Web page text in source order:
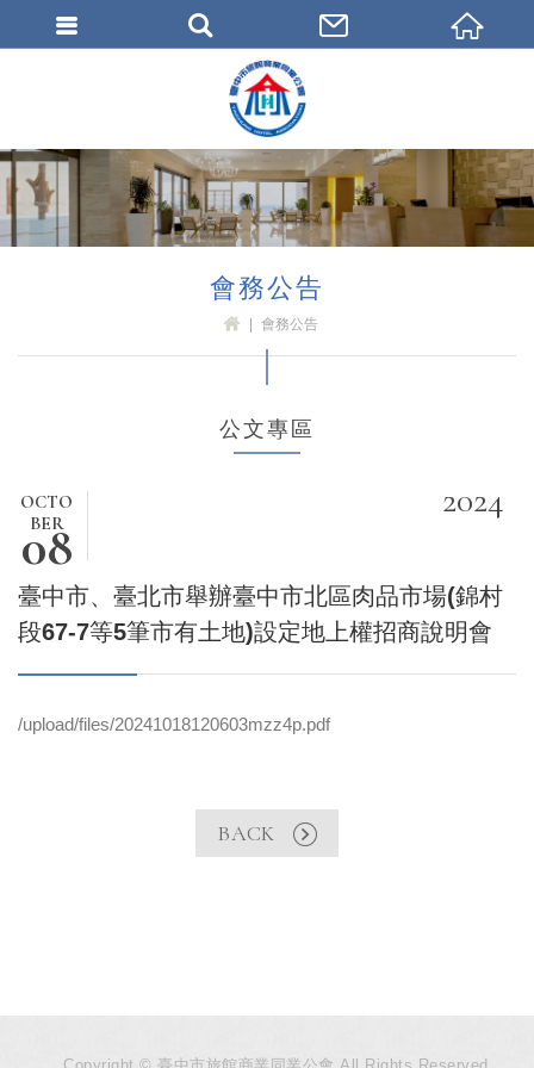
會務公告
會務公告
公文專區
OCTO
BER
08
臺中市、臺北市舉辦臺中市北區肉品市場(錦村
段67-7等5筆市有土地)設定地上權招商說明會
2024
/upload/files/20241018120603mzz4p.pdf
BACK